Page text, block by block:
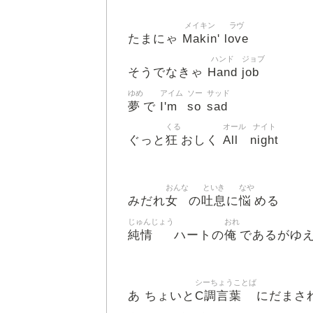
たまにゃ Makin
メイキン
' love
ラヴ
そうでなきゃ Hand
ハンド
job
ジョブ
夢
ゆめ
で I'm
アイム
so
ソー
sad
サッド
ぐっと 狂
くる
おしく All
オール
night
ナイト
みだれ女
おんな
の吐息
といき
に悩
なや
める
純情
じゅんじょう
ハートの俺
おれ
であるがゆ
あ ちょいと C調言葉
シーちょうことば
にだまさ